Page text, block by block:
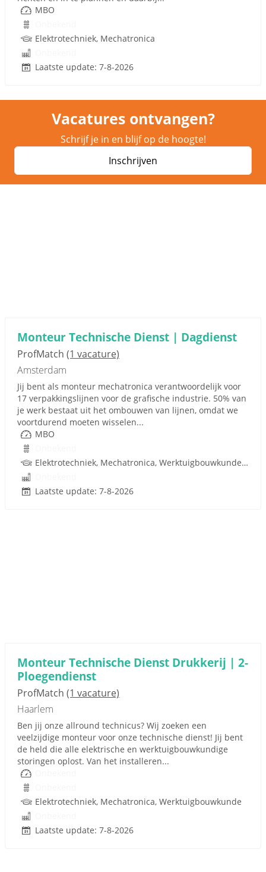
MBO
Elektrotechniek, Mechatronica
Laatste update: 7-8-2026
Vacatures ontvangen?
Schrijf je in en blijf op de hoogte!
Inschrijven
Monteur Technische Dienst | Dagdienst
ProfMatch (1 vacature)
Amsterdam
Jij bent als monteur mechatronica verantwoordelijk voor
17 verpakkingslijnen voor de grafische industrie. 50% van
je werk bestaat uit het ombouwen van lijnen, omdat we
voortdurend moeten wisselen...
MBO
Elektrotechniek, Mechatronica, Werktuigbouwkunde, Metaal, Techniek
Laatste update: 7-8-2026
Monteur Technische Dienst Drukkerij | 2-
Ploegendienst
ProfMatch (1 vacature)
Haarlem
Ben jij onze allround technicus? Wij zoeken een
veelzijdige monteur voor onze technische dienst! Jij bent
de held die alle elektrische en werktuigbouwkundige
storingen oplost. Van het installeren...
Elektrotechniek, Mechatronica, Werktuigbouwkunde
Laatste update: 7-8-2026